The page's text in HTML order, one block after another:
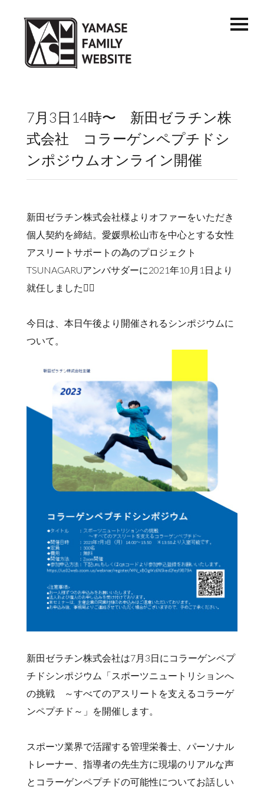
7月3日14時〜 新田ゼラチン株
式会社 コラーゲンペプチドシ
ンポジウムオンライン開催
新田ゼラチン株式会社様よりオファーをいただき
個人契約を締結。愛媛県松山市を中心とする女性
アスリートサポートの為のプロジェクト
TSUNAGARUアンバサダーに2021年10月1日より
就任しました🙇‍♀️
今日は、本日午後より開催されるシンポジウムに
ついて。
新田ゼラチン株式会社は7月3日にコラーゲンペプ
チドシンポジウム「スポーツニュートリションへ
の挑戦 ～すべてのアスリートを支えるコラーゲ
ンペプチド～」を開催します。
スポーツ業界で活躍する管理栄養士、パーソナル
トレーナー、指導者の先生方に現場のリアルな声
とコラーゲンペプチドの可能性についてお話しい